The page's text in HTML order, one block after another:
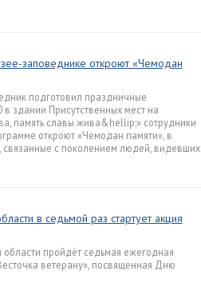
заповеднике откроют «Чемодан
подготовил праздничные
здании Присутственных мест на
память славы жива&hellip;» сотрудники
откроют «Чемодан памяти», в
с поколением людей, видевших
в седьмой раз стартует акция
пройдёт седьмая ежегодная
ветерану», посвященная Дню